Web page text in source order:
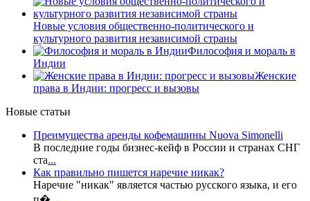
Новые условия общественно-политического и
культурного развития независимой страны
Философия и мораль в
Индии
Женские
права в Индии: прогресс и вызовы
Новые статьи
Преимущества аренды кофемашины Nuova Simonelli
В последние годы бизнес-кейф в России и странах СНГ
ста...
Как правильно пишется наречие никак?
Наречие "никак" является частью русского языка, и его